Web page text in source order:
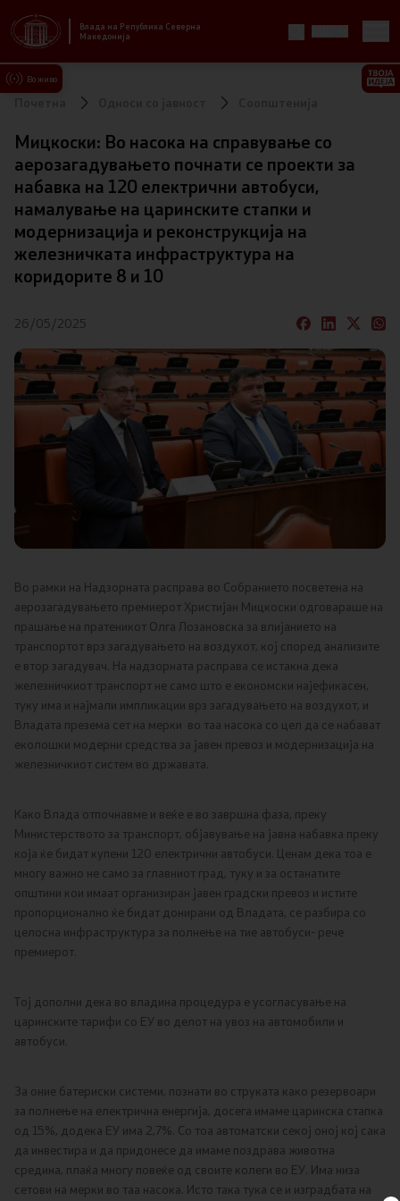
Влада на Република Северна
Македонија
Во живо
MK
Стратешки приоритети и програма
Стратешки приоритети
Завршени планови
Стратешки план на Генералниот секретаријат
Национални стратегии
Влада
Претседател на Владата
Канцеларија на Претседателот на Владата
Заменици на Претседателот на Владата
Состав на Владата
СОЗР
Комисии
Органи во состав
Национални координатори
Генерален Секретаријат
Односи со јавност
Канцеларија на портпарол
Медија центар
Отчетност
Сервисни информации
Антикорупција
Мицкоски: Во насока на справување со
аерозагадувањето почнати се проекти за
набавка на 120 електрични автобуси,
намалување на царинските стапки и
модернизација и реконструкција на
железничката инфраструктура на
коридорите 8 и 10
26/05/2025
Во рамки на Надзорната расправа во Собранието посветена на
аерозагадувањето премиерот Христијан Мицкоски одговараше на
прашање на пратеникот Олга Лозановска за влијанието на
транспортот врз загадувањето на воздухот, кој според анализите
е втор загадувач. На надзорната расправа се истакна дека
железничкиот транспорт не само што е економски најефикасен,
туку има и најмали импликации врз загадувањето на воздухот, и
Владата презема сет на мерки во таа насока со цел да се набават
еколошки модерни средства за јавен превоз и модернизација на
железничкиот систем во државата.
Како Влада отпочнавме и веќе е во завршна фаза, преку
Министерството за транспорт, објавување на јавна набавка преку
која ќе бидат купени 120 електрични автобуси. Ценам дека тоа е
многу важно не само за главниот град, туку и за останатите
општини кои имаат организиран јавен градски превоз и истите
пропорционално ќе бидат донирани од Владата, се разбира со
целосна инфраструктура за полнење на тие автобуси- рече
премиерот.
Тој дополни дека во владина процедура е усогласување на
царинските тарифи со ЕУ во делот на увоз на автомобили и
автобуси.
За оние батериски системи, познати во струката како резервоари
за полнење на електрична енергија, досега имаме царинска стапка
од 15%, додека ЕУ има 2,7%. Со тоа автоматски секој оној кој сака
да инвестира и да придонесе да имаме поздрава животна
средина, плаќа многу повеќе од своите колеги во ЕУ. Има низа
сетови на мерки во таа насока. Исто така тука се и изградбата на